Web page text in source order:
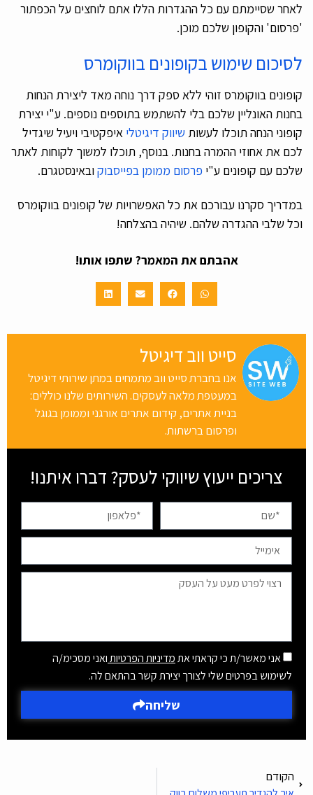
לאחר שסיימתם עם כל ההגדרות הללו אתם לוחצים על הכפתור
'פרסום' והקופון שלכם מוכן.
לסיכום שימוש בקופונים בווקומרס
קופונים בווקומרס זוהי ללא ספק דרך נוחה מאד ליצירת הנחות
בחנות האונליין שלכם בלי להשתמש בתוספים נוספים. ע"י יצירת
קופוני הנחה תוכלו לעשות שיווק דיגיטלי איפקטיבי ויעיל שיגדיל
לכם את אחוזי ההמרה בחנות. בנוסף, תוכלו למשוך לקוחות לאתר
שלכם עם קופונים ע"י פרסום ממומן בפייסבוקובאינסטגרם.
במדריך סקרנו עבורכם את כל האפשרויות של קופונים בווקומרס
וכל שלבי ההגדרה שלהם. שיהיה בהצלחה!
אהבתם את המאמר? שתפו אותו!
סייט ווב דיגיטל
אנו בחברת סייט ווב מתמחים במתן שירותי דיגיטל
במעטפת מלאה לעסקים. השירותים שלנו כוללים:
בניית אתרים, קידום אתרים אורגני וממומן בגוגל
ופרסום ברשתות.
צריכים ייעוץ שיווקי לעסק? דברו איתנו!
אני מאשר/ת כי קראתי אתמדיניות הפרטיותואני מסכימ/ה
לשימוש בפרטים שלי לצורך יצירת קשר בהתאם לה.
שליחה
הקודם